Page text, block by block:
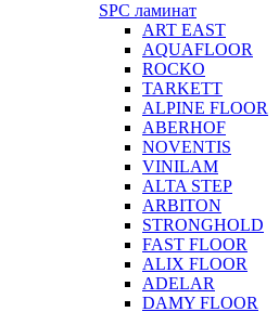
SPC ламинат
ART EAST
AQUAFLOOR
ROCKO
TARKETT
ALPINE FLOOR
ABERHOF
NOVENTIS
VINILAM
ALTA STEP
ARBITON
STRONGHOLD
FAST FLOOR
ALIX FLOOR
ADELAR
DAMY FLOOR